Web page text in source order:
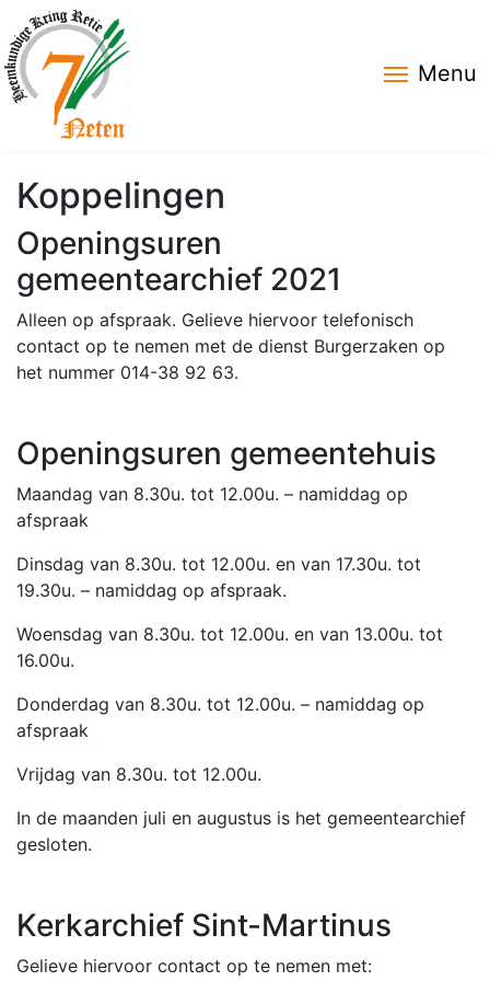
Menu
Koppelingen
Openingsuren
gemeentearchief 2021
Alleen op afspraak. Gelieve hiervoor telefonisch
contact op te nemen met de dienst Burgerzaken op
het nummer 014-38 92 63.
Openingsuren gemeentehuis
Maandag van 8.30u. tot 12.00u. – namiddag op
afspraak
Dinsdag van 8.30u. tot 12.00u. en van 17.30u. tot
19.30u. – namiddag op afspraak.
Woensdag van 8.30u. tot 12.00u. en van 13.00u. tot
16.00u.
Donderdag van 8.30u. tot 12.00u. – namiddag op
afspraak
Vrijdag van 8.30u. tot 12.00u.
In de maanden juli en augustus is het gemeentearchief
gesloten.
Kerkarchief Sint-Martinus
Gelieve hiervoor contact op te nemen met: